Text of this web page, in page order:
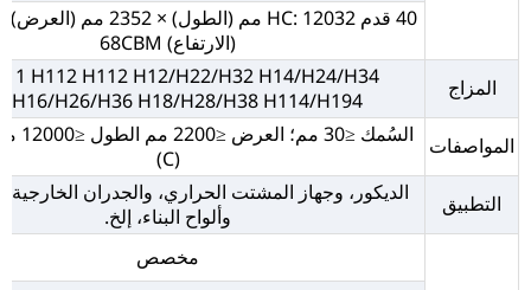
(الارتفاع) 68CBM
المزاج
H112 H112 H12/H22/H32 H14/H24/H34
H16/H26/H36 H18/H28/H38 H114/H194، إلخ.
المواصفات
السُمك
(C)
التطبيق
الديكور، وجهاز المشتت الحراري، والجدران الخارجية،
وألواح البناء، إلخ.
مخصص